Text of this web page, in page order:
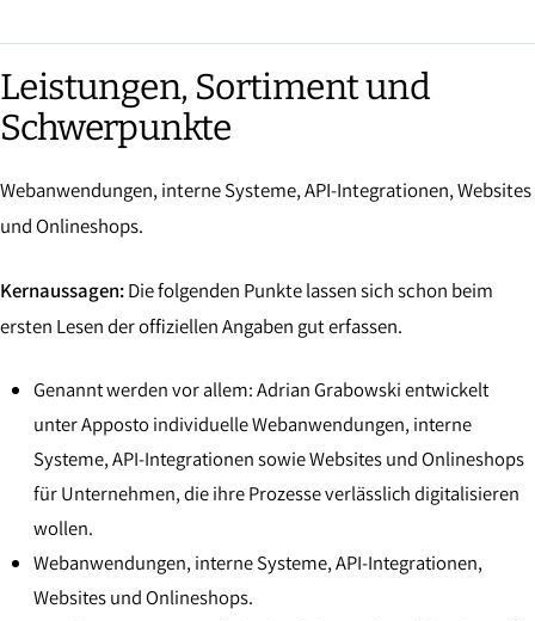
Leistungen, Sortiment und
Schwerpunkte
Webanwendungen, interne Systeme, API-Integrationen, Websites
und Onlineshops.
Kernaussagen:Die folgenden Punkte lassen sich schon beim
ersten Lesen der offiziellen Angaben gut erfassen.
Genannt werden vor allem: Adrian Grabowski entwickelt
unter Apposto individuelle Webanwendungen, interne
Systeme, API-Integrationen sowie Websites und Onlineshops
für Unternehmen, die ihre Prozesse verlässlich digitalisieren
wollen.
Webanwendungen, interne Systeme, API-Integrationen,
Websites und Onlineshops.